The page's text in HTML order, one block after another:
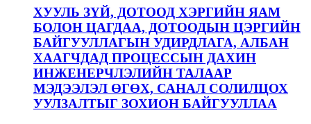
ХУУЛЬ ЗҮЙ, ДОТООД ХЭРГИЙН ЯАМ
БОЛОН ЦАГДАА, ДОТООДЫН ЦЭРГИЙН
БАЙГУУЛЛАГЫН УДИРДЛАГА, АЛБАН
ХААГЧДАД ПРОЦЕССЫН ДАХИН
ИНЖЕНЕРЧЛЭЛИЙН ТАЛААР
МЭДЭЭЛЭЛ ӨГӨХ, САНАЛ СОЛИЛЦОХ
УУЛЗАЛТЫГ ЗОХИОН БАЙГУУЛЛАА